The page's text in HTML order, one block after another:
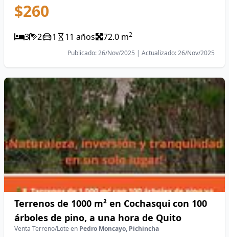
$260
3 2 1 11 años 72.0 m2
Publicado: 26/Nov/2025 | Actualizado: 26/Nov/2025
Terrenos de 1000 m² en Cochasqui con 100
árboles de pino, a una hora de Quito
Venta Terreno/Lote en Pedro Moncayo, Pichincha